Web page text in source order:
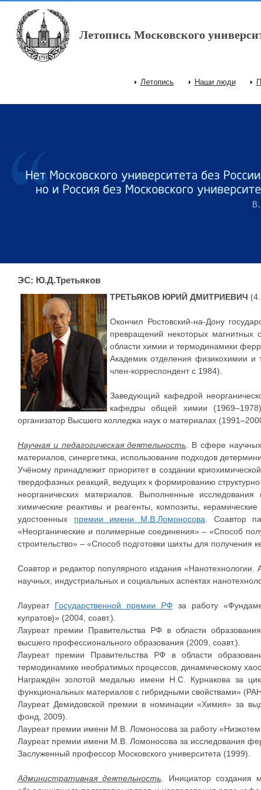
Перейти к основному содержанию
Летопись Московского
Главное меню
Летопись Наши люди
ЭС: Ю.Д.Третьяков
ТРЕТЬЯКОВ ЮРИЙ ДМИТРИЕВИЧ
Окончил Ростовский-на-Дону
превращений некоторых магнитных
области химии и термодинамики
Академик отделения физикохимии и
член-корреспондент с 1984).
Заведующий кафедрой
кафедры общей химии
организатор Высшего колледжа наук о материалах
Научная и педагогическая деятельность . В сфере
материалов, синергетика, использование подходов
Учёному принадлежит приоритет в создании
твердофазных реакций, ведущих к формированию
неорганических материалов. Выполненные
химические реактивы и реагенты, композиты,
удостоенных премии имени М.В.Ломоносова . Соавтор
«Неорганические и полимерные соединения» – «Способ
строительство» – «Способ подготовки шихты для получения
Соавтор и редактор популярного издания
научных, индустриальных и социальных аспектах
Лауреат Государственной премии РФ за работу
купратов)» (2004, соавт.).
Лауреат премии Правительства РФ в области
высшего профессионального образования (2009, соавт.).
Лауреат премии Правительства РФ в области
термодинамике необратимых процессов, динамическому
Награждён золотой медалью имени Н.С. Курнакова за
функциональных материалов с гибридными свойствами»
Лауреат Демидовской премии в номинации «Химия» за
фонд, 2009).
Лауреат премии имени М.В. Ломоносова за работу
Лауреат премии имени М.В. Ломоносова за исследования
Заслуженный профессор Московского университета (1999).
Административная деятельность . Инициатор создания